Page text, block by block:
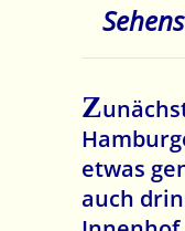
Sehe
Z
etwas
auch